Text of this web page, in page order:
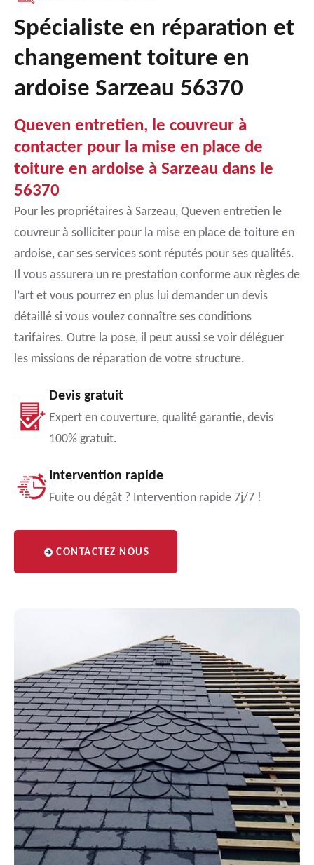
Spécialiste en réparation et
changement toiture en
ardoise Sarzeau 56370
Queven entretien, le couvreur à
contacter pour la mise en place de
toiture en ardoise à Sarzeau dans le
56370
Pour les propriétaires à Sarzeau, Queven entretien le
couvreur à solliciter pour la mise en place de toiture en
ardoise, car ses services sont réputés pour ses qualités.
Il vous assurera un re prestation conforme aux règles de
l’art et vous pourrez en plus lui demander un devis
détaillé si vous voulez connaître ses conditions
tarifaires. Outre la pose, il peut aussi se voir déléguer
les missions de réparation de votre structure.
Devis gratuit
Expert en couverture, qualité garantie, devis
100% gratuit.
Intervention rapide
Fuite ou dégât ? Intervention rapide 7j/7 !
CONTACTEZ NOUS